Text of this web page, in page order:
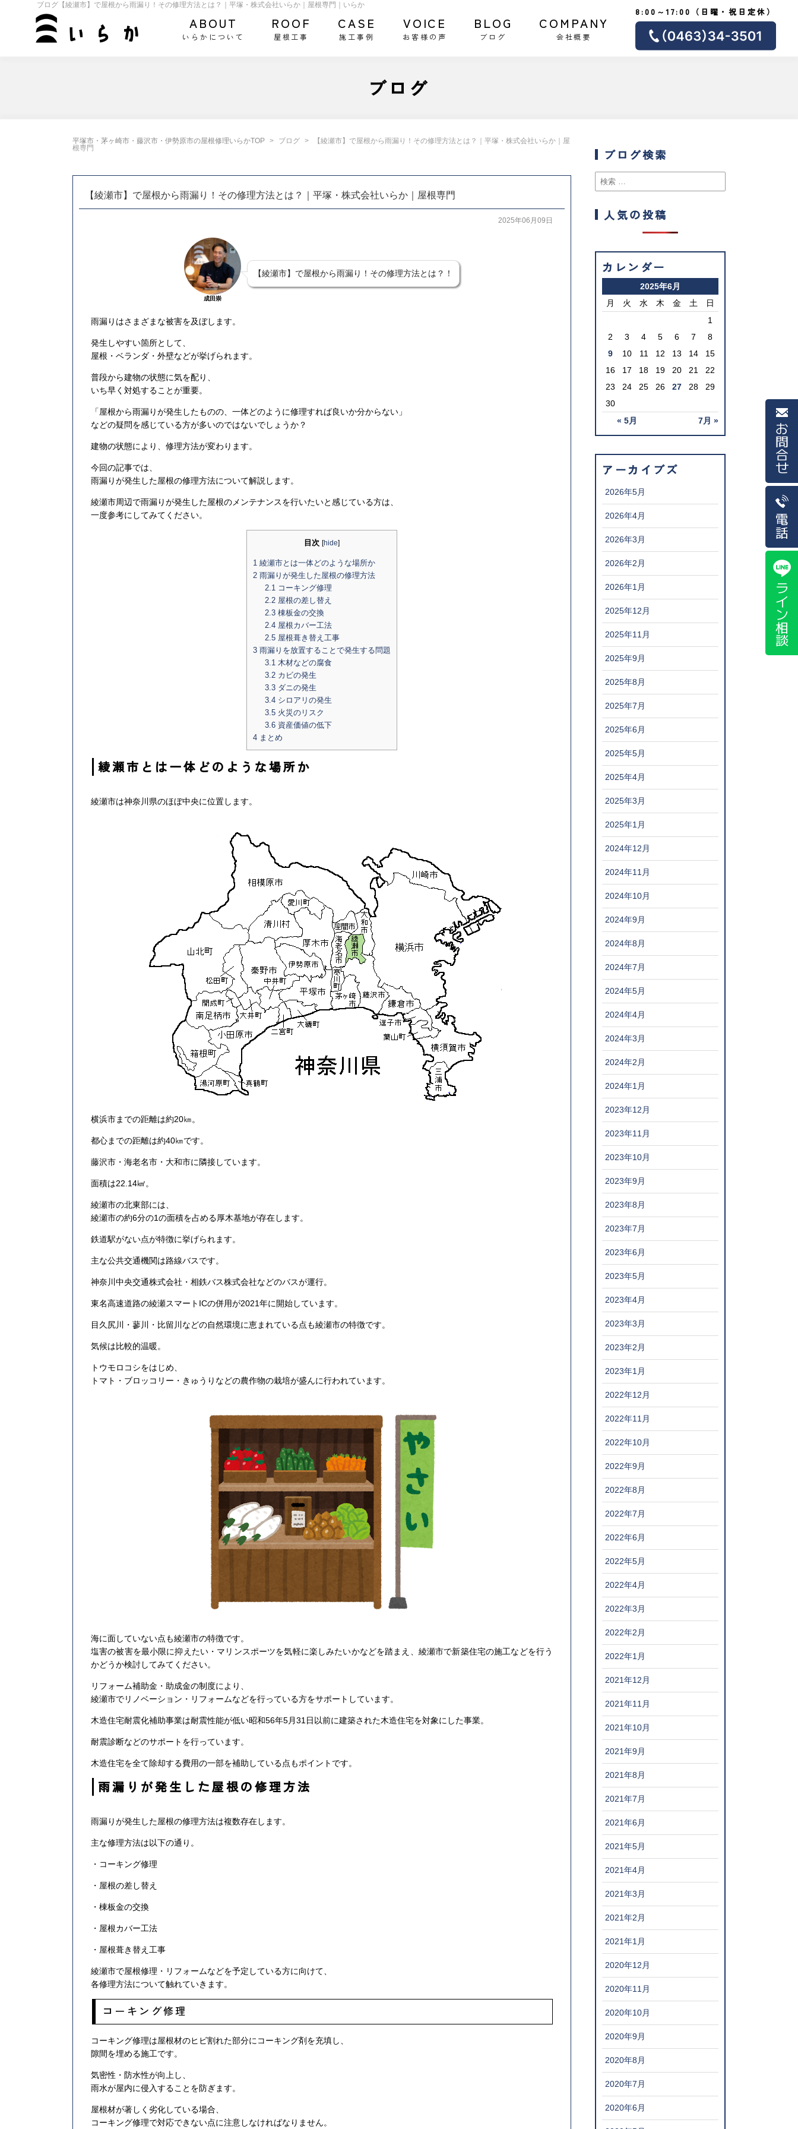
ブログ【綾瀬市】で屋根から雨漏り！その修理方法とは？｜平塚・株式会社いらか｜屋根専門｜いらか
お問合せ
電話
ライン相談
ABOUT
いらかについて
ROOF
屋根工事
CASE
施工事例
VOICE
お客様の声
BLOG
ブログ
COMPANY
会社概要
8:00～17:00（日曜・祝日定休）
ブログ
平塚市・茅ヶ崎市・藤沢市・伊勢原市の屋根修理いらかTOP ブログ
【綾瀬市】で屋根から雨漏り！その修理方法とは？｜平塚・株式会社いらか｜屋
根専門
【綾瀬市】で屋根から雨漏り！その修理方法とは？｜平塚・株式会社いらか｜屋根専門
2025年06月09日
成田崇
【綾瀬市】で屋根から雨漏り！その修理方法とは？！
雨漏りはさまざまな被害を及ぼします。
発生しやすい箇所として、
屋根・ベランダ・外壁などが挙げられます。
普段から建物の状態に気を配り、
いち早く対処することが重要。
「屋根から雨漏りが発生したものの、一体どのように修理すれば良いか分からない」
などの疑問を感じている方が多いのではないでしょうか？
建物の状態により、修理方法が変わります。
今回の記事では、
雨漏りが発生した屋根の修理方法について解説します。
綾瀬市周辺で雨漏りが発生した屋根のメンテナンスを行いたいと感じている方は、
一度参考にしてみてください。
目次 [hide]
1 綾瀬市とは一体どのような場所か
2 雨漏りが発生した屋根の修理方法
2.1コーキング修理
2.2屋根の差し替え
2.3棟板金の交換
2.4屋根カバー工法
2.5屋根葺き替え工事
3 雨漏りを放置することで発生する問題
3.1木材などの腐食
3.2カビの発生
3.3ダニの発生
3.4シロアリの発生
3.5火災のリスク
3.6資産価値の低下
4 まとめ
綾瀬市とは一体どのような場所か
綾瀬市は神奈川県のほぼ中央に位置します。
横浜市までの距離は約20㎞。
都心までの距離は約40㎞です。
藤沢市・海老名市・大和市に隣接しています。
面積は22.14㎢。
綾瀬市の北東部には、
綾瀬市の約6分の1の面積を占める厚木基地が存在します。
鉄道駅がない点が特徴に挙げられます。
主な公共交通機関は路線バスです。
神奈川中央交通株式会社・相鉄バス株式会社などのバスが運行。
東名高速道路の綾瀬スマートICの併用が2021年に開始しています。
目久尻川・蓼川・比留川などの自然環境に恵まれている点も綾瀬市の特徴です。
気候は比較的温暖。
トウモロコシをはじめ、
トマト・ブロッコリー・きゅうりなどの農作物の栽培が盛んに行われています。
海に面していない点も綾瀬市の特徴です。
塩害の被害を最小限に抑えたい・マリンスポーツを気軽に楽しみたいかなどを踏まえ、綾瀬市で新築住宅の施工などを行う
かどうか検討してみてください。
リフォーム補助金・助成金の制度により、
綾瀬市でリノベーション・リフォームなどを行っている方をサポートしています。
木造住宅耐震化補助事業は耐震性能が低い昭和56年5月31日以前に建築された木造住宅を対象にした事業。
耐震診断などのサポートを行っています。
木造住宅を全て除却する費用の一部を補助している点もポイントです。
雨漏りが発生した屋根の修理方法
雨漏りが発生した屋根の修理方法は複数存在します。
主な修理方法は以下の通り。
・コーキング修理
・屋根の差し替え
・棟板金の交換
・屋根カバー工法
・屋根葺き替え工事
綾瀬市で屋根修理・リフォームなどを予定している方に向けて、
各修理方法について触れていきます。
コーキング修理
コーキング修理は屋根材のヒビ割れた部分にコーキング剤を充填し、
隙間を埋める施工です。
気密性・防水性が向上し、
雨水が屋内に侵入することを防ぎます。
屋根材が著しく劣化している場合、
コーキング修理で対応できない点に注意しなければなりません。
ブログ検索
人気の投稿
カレンダー
2025年6月
月
火 水 木 金 土 日
« 5月 7月 »
1
2
3 4 5 6 7
8
9
10 11 12 13 14
15
16
17 18 19 20 21
22
23
24 25 26 27 28
29
30
アーカイブズ
2026年5月
2026年4月
2026年3月
2026年2月
2026年1月
2025年12月
2025年11月
2025年9月
2025年8月
2025年7月
2025年6月
2025年5月
2025年4月
2025年3月
2025年1月
2024年12月
2024年11月
2024年10月
2024年9月
2024年8月
2024年7月
2024年5月
2024年4月
2024年3月
2024年2月
2024年1月
2023年12月
2023年11月
2023年10月
2023年9月
2023年8月
2023年7月
2023年6月
2023年5月
2023年4月
2023年3月
2023年2月
2023年1月
2022年12月
2022年11月
2022年10月
2022年9月
2022年8月
2022年7月
2022年6月
2022年5月
2022年4月
2022年3月
2022年2月
2022年1月
2021年12月
2021年11月
2021年10月
2021年9月
2021年8月
2021年7月
2021年6月
2021年5月
2021年4月
2021年3月
2021年2月
2021年1月
2020年12月
2020年11月
2020年10月
2020年9月
2020年8月
2020年7月
2020年6月